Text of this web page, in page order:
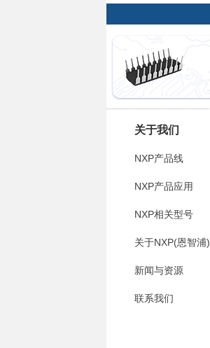
关于我们
NXP产品线
NXP产品应用
NXP相关型号
关于NXP(恩智浦)
新闻与资源
联系我们